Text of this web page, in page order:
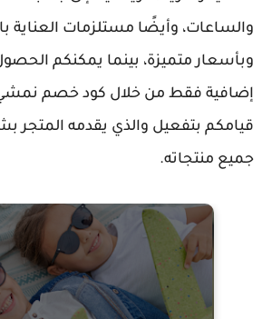
والساعات، وأيضًا مستلزمات العناية
وبأسعار متميزة، بينما يمكنكم
قيامكم بتفعيل والذي يقدمه المتجر
جميع منتجاته.